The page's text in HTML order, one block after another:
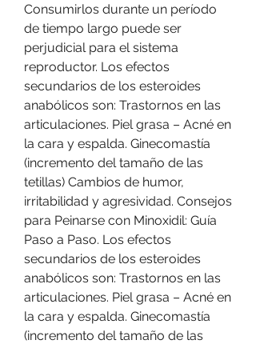
Consumirlos durante un período
de tiempo largo puede ser
perjudicial para el sistema
reproductor. Los efectos
secundarios de los esteroides
anabólicos son: Trastornos en las
articulaciones. Piel grasa – Acné en
la cara y espalda. Ginecomastía
(incremento del tamaño de las
tetillas) Cambios de humor,
irritabilidad y agresividad. Consejos
para Peinarse con Minoxidil: Guía
Paso a Paso. Los efectos
secundarios de los esteroides
anabólicos son: Trastornos en las
articulaciones. Piel grasa – Acné en
la cara y espalda. Ginecomastía
(incremento del tamaño de las